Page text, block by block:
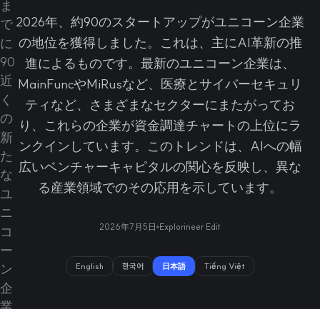
2026年、約90のスタートアップがユニコーン企業
の地位を獲得しました。これは、主にAI革新の推
進によるものです。最新のユニコーン企業は、
MainFuncやMiRusなど、医療とサイバーセキュリ
ティなど、さまざまなセクターにまたがってお
り、これらの企業が資金調達チャートの上位にラ
ンクインしています。このトレンドは、AIへの幅
広いベンチャーキャピタルの関心を反映し、異な
る産業領域でのその応用を示しています。
2026年7月5日 Explorineer Edit
English 한국어 日本語 Tiếng Việt